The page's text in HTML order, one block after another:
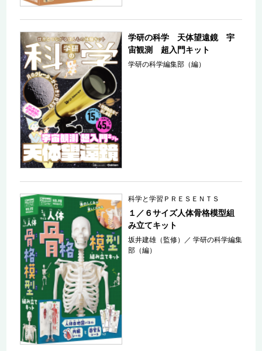
学研の科学 天体望遠鏡 宇
宙観測 超入門キット
学研の科学編集部（編）
科学と学習ＰＲＥＳＥＮＴＳ
１／６サイズ人体骨格模型組
み立てキット
坂井建雄（監修） ／学研の科学編集
部（編）